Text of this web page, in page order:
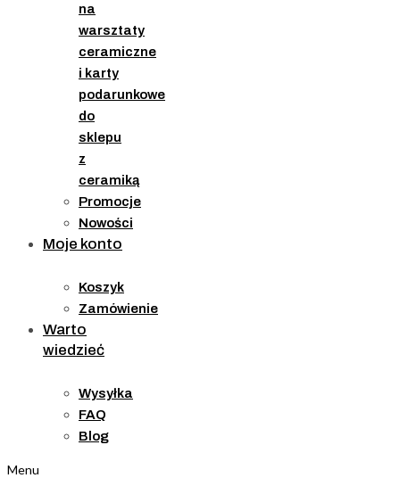
na
warsztaty
ceramiczne
i karty
podarunkowe
do
sklepu
z
ceramiką
Promocje
Nowości
Moje konto
Koszyk
Zamówienie
Warto
wiedzieć
Wysyłka
FAQ
Blog
Menu